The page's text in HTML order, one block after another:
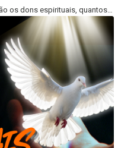
os dons espirituais, quantos…